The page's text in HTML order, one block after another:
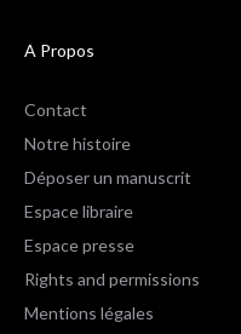
A Propos
Contact
Notre histoire
Déposer un manuscrit
Espace libraire
Espace presse
Rights and permissions
Mentions légales